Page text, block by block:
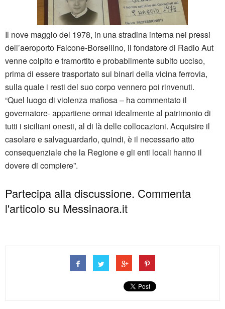
Il nove maggio del 1978, in una stradina interna nei pressi
dell’aeroporto Falcone-Borsellino, il fondatore di Radio Aut
venne colpito e tramortito e probabilmente subito ucciso,
prima di essere trasportato sui binari della vicina ferrovia,
sulla quale i resti del suo corpo vennero poi rinvenuti.
“Quel luogo di violenza mafiosa – ha commentato il
governatore- appartiene ormai idealmente al patrimonio di
tutti i siciliani onesti, al di là delle collocazioni. Acquisire il
casolare e salvaguardarlo, quindi, è il necessario atto
consequenziale che la Regione e gli enti locali hanno il
dovere di compiere”.
Partecipa alla discussione. Commenta
l'articolo su Messinaora.it